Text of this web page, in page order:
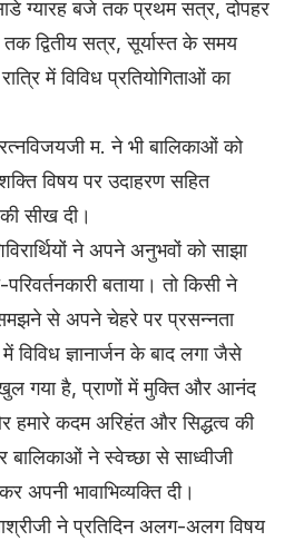
ग्यारह बजे तक प्रथम सत्र, दोपहर
द्वितीय सत्र, सूर्यास्त के समय
में विविध प्रतियोगिताओं का
म. ने भी बालिकाओं को
विषय पर उदाहरण सहित
सीख दी।
ने अपने अनुभवों को साझा
बताया। तो किसी ने
से अपने चेहरे पर प्रसन्नता
विविध ज्ञानार्जन के बाद लगा जैसे
खुल गया है, प्राणों में मुक्ति और आनंद
कदम अरिहंत और सिद्धत्व की
ने स्वेच्छा से साध्वीजी
अपनी भावाभिव्यक्ति दी।
ने प्रतिदिन अलग-अलग विषय